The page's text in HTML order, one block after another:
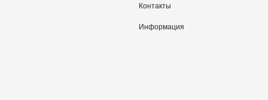
Контакты
Информация